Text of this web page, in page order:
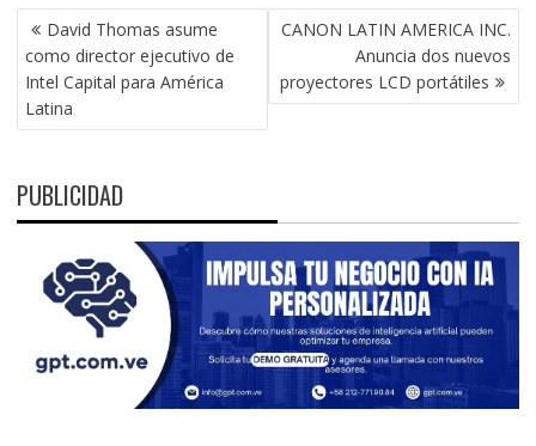
NAVEGACIÓN
DE
ENTRADAS
David Thomas asume
como director ejecutivo de
Intel Capital para América
Latina
CANON LATIN AMERICA INC.
Anuncia dos nuevos
proyectores LCD portátiles
PUBLICIDAD